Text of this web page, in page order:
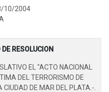
10/2004
DE RESOLUCION
EL "ACTO NACIONAL
DEL TERRORISMO DE
CIUDAD DE MAR DEL PLATA.-.